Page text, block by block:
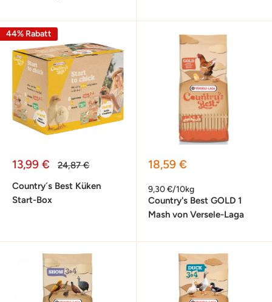
44% Rabatt
Sonderpreis
13,99 € Normalpreis
24,87 €
Country´s Best Küken
Start-Box
Sonderpreis
18,59 €
9,30 €/10kg
Country's Best GOLD 1
Mash von Versele-Laga